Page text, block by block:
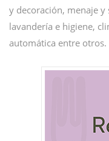
y decoración, menaje
lavandería e higiene,
automática entre otros.